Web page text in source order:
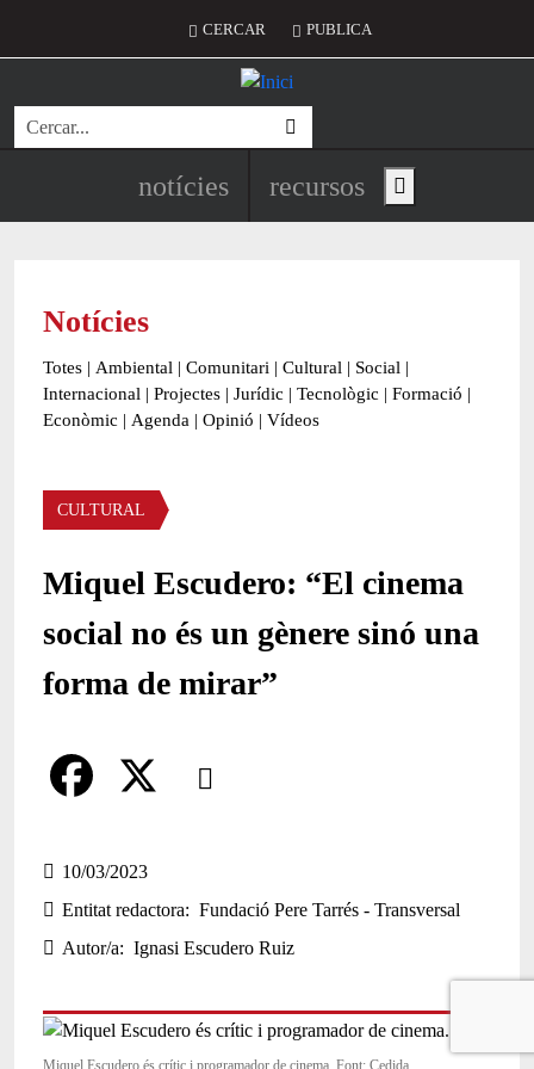
Menú del compte d'usuari
CERCAR PUBLICA
Cerca
Navegació principal de
notícies recursos Show main menu
Notícies
Totes | Ambiental | Comunitari | Cultural | Social |
Internacional | Projectes | Jurídic | Tecnològic | Formació |
Econòmic | Agenda | Opinió | Vídeos
Àmbit de la notícia
CULTURAL
Miquel Escudero: “El cinema
social no és un gènere sinó una
forma de mirar”
Comparteix
a
c
e
o
10/03/2023
Entitat redactora
Fundació Pere Tarrés - Transversal
Autor/a
Ignasi Escudero Ruiz
Miquel Escudero és crític i programador de cinema. Font: Cedida